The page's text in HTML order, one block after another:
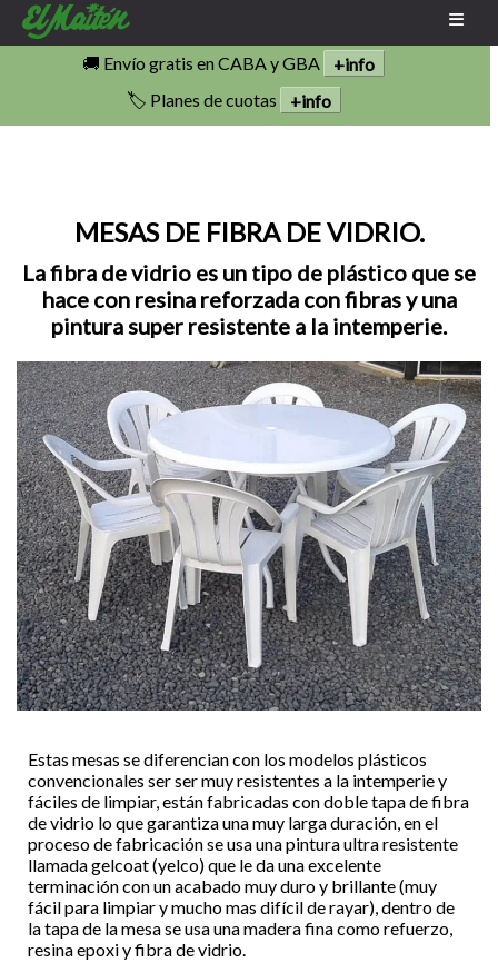
🚚 Envío gratis en CABA y GBA
+info
🏷️ Planes de cuotas
+info
MESAS DE FIBRA DE VIDRIO.
La fibra de vidrio es un tipo de plástico que se
hace con resina reforzada con fibras y una
pintura super resistente a la intemperie.
Estas mesas se diferencian con los modelos plásticos
convencionales ser ser muy resistentes a la intemperie y
fáciles de limpiar, están fabricadas con doble tapa de fibra
de vidrio lo que garantiza una muy larga duración, en el
proceso de fabricación se usa una pintura ultra resistente
llamada gelcoat (yelco) que le da una excelente
terminación con un acabado muy duro y brillante (muy
fácil para limpiar y mucho mas difícil de rayar), dentro de
la tapa de la mesa se usa una madera fina como refuerzo,
resina epoxi y fibra de vidrio.